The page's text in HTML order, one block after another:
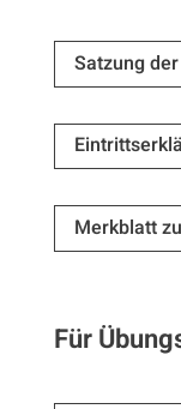
Satzung
Merkblatt
Für